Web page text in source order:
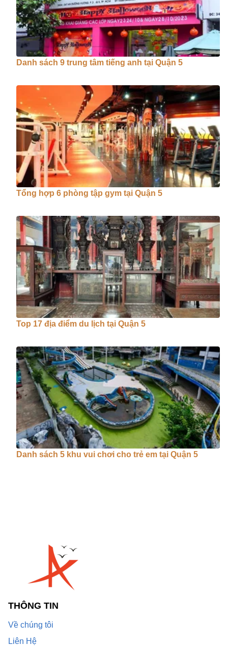
Danh sách 9 trung tâm tiếng anh tại Quận 5
Tổng hợp 6 phòng tập gym tại Quận 5
Top 17 địa điểm du lịch tại Quận 5
Danh sách 5 khu vui chơi cho trẻ em tại Quận 5
THÔNG TIN
Về chúng tôi
Liên Hệ